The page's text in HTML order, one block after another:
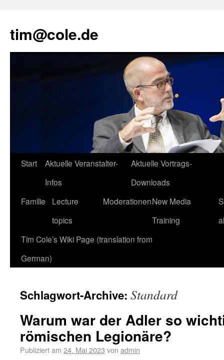
tim@cole.de
Start
Aktuelle Veranstalter-
Infos
Aktuelle Vortrags-
Downloads
Familie
Lecture
topics
ModerationenNew Media
Training
Tim Cole’s Wiki Page (translation from
German)
Schlagwort-Archive: Standard
Warum war der Adler so
römischen Legionäre?
Publiziert am 24. Mai 2023 von admin